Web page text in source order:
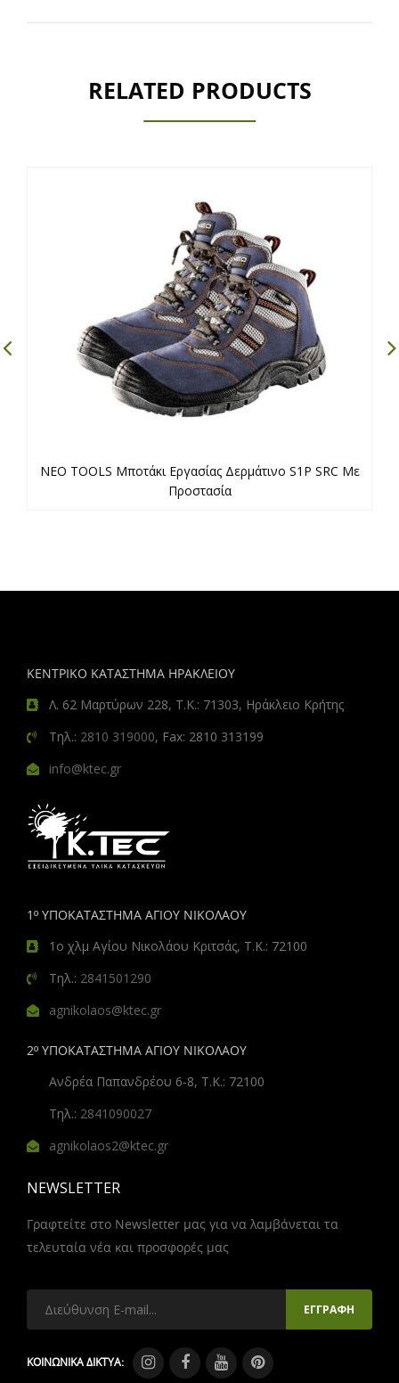
RELATED PRODUCTS
NEO TOOLS Μποτάκι Εργασίας Δερμάτινο S1P SRC Με
Προστασία
ΚΕΝΤΡΙΚΟ ΚΑΤΑΣΤΗΜΑ ΗΡΑΚΛΕΙΟΥ
Λ. 62 Μαρτύρων 228, Τ.Κ.: 71303, Ηράκλειο Κρήτης
Τηλ.: 2810 319000, Fax: 2810 313199
info@ktec.gr
1º ΥΠΟΚΑΤΑΣΤΗΜΑ ΑΓΙΟΥ ΝΙΚΟΛΑΟΥ
1ο χλμ Αγίου Νικολάου Κριτσάς, Τ.Κ.: 72100
Τηλ.: 2841501290
agnikolaos@ktec.gr
2º ΥΠΟΚΑΤΑΣΤΗΜΑ ΑΓΙΟΥ ΝΙΚΟΛΑΟΥ
Ανδρέα Παπανδρέου 6-8, Τ.Κ.: 72100
Τηλ.: 2841090027
agnikolaos2@ktec.gr
NEWSLETTER
Γραφτείτε στο Newsletter μας για να λαμβάνεται τα
τελευταία νέα και προσφορές μας
ΚΟΙΝΩΝΙΚΑ ΔΙΚΤΥΑ: